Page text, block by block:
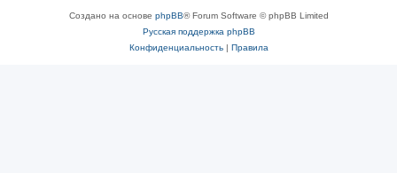
Создано на основе phpBB® Forum Software © phpBB Limited
Русская поддержка phpBB
Конфиденциальность| Правила